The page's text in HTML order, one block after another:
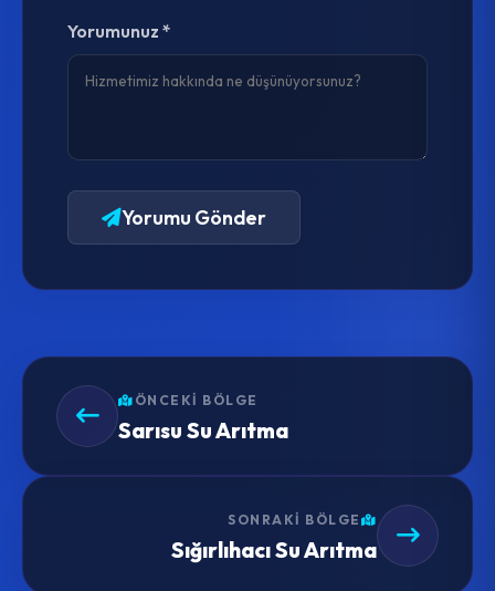
Yorumunuz *
Yorumu Gönder
ÖNCEKI BÖLGE
Sarısu Su Arıtma
SONRAKI BÖLGE
Sığırlıhacı Su Arıtma